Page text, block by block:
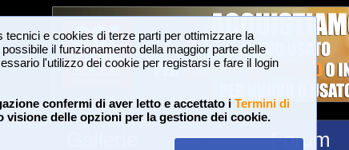
tecnici e cookies di terze parti per ottimizzare la
il funzionamento della maggior parte delle
l'utilizzo dei cookie per registarsi e fare il login
confermi di aver letto e accettato i Termini di
visione delle opzioni per la gestione dei cookie.
Forum